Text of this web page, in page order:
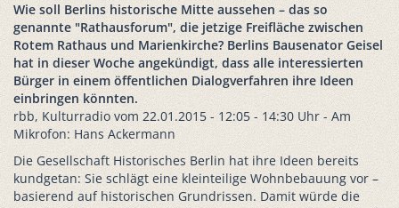
Wie soll Berlins historische Mitte aussehen – das so
genannte "Rathausforum", die jetzige Freifläche zwischen
Rotem Rathaus und Marienkirche? Berlins Bausenator Geisel
hat in dieser Woche angekündigt, dass alle interessierten
Bürger in einem öffentlichen Dialogverfahren ihre Ideen
einbringen könnten.
rbb, Kulturradio vom 22.01.2015 - 12:05 - 14:30 Uhr - Am
Mikrofon: Hans Ackermann
Die Gesellschaft Historisches Berlin hat ihre Ideen bereits
kundgetan: Sie schlägt eine kleinteilige Wohnbebauung vor –
basierend auf historischen Grundrissen. Damit würde die